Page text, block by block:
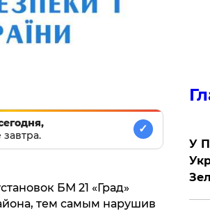
✓
БМ 21 «Град»
тем самым нарушив
У